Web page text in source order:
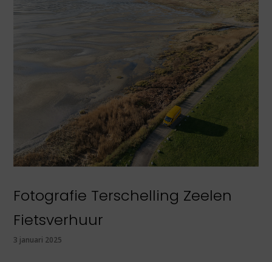
Fotografie Terschelling Zeelen
Fietsverhuur
3 januari 2025